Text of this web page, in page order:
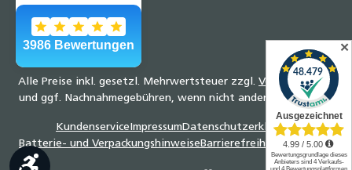
Alle Preise inkl. gesetzl. Mehrwertsteuer zzgl. Versandkosten
und ggf. Nachnahmegebühren, wenn nicht anders angegeben.
KundenserviceImpressumDatenschutzerklärung
Batterie- und VerpackungshinweiseBarrierefreiheitserklärung
Werkzeugleiste anzeigen
✕